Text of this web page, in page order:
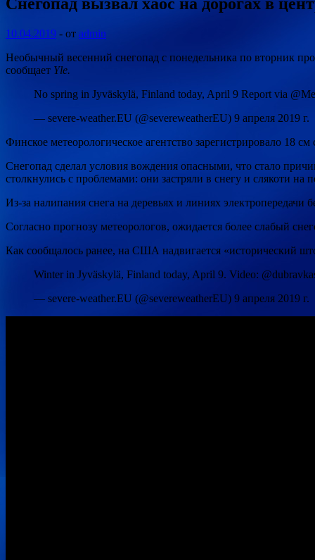
10.04.2019 - от admin
Необычный весенний снегопад с понедельника по вторник
сообщает Yle.
No spring in Jyväskylä, Finland today, April 9 Report via
— severe-weather.EU (@severeweatherEU) 9 апреля 2019 г.
Финское метеорологическое агентство зарегистрировало 18
Снегопад сделал условия вождения опасными, что стало
столкнулись с проблемами: они застряли в снегу и слякоти на
Из-за налипания снега на деревьях и линиях электропередачи
Согласно прогнозу метеорологов, ожидается более слабый
Как сообщалось ранее, на США надвигается «исторический
Winter in Jyväskylä, Finland today, April 9. Video:
— severe-weather.EU (@severeweatherEU) 9 апреля 2019 г.